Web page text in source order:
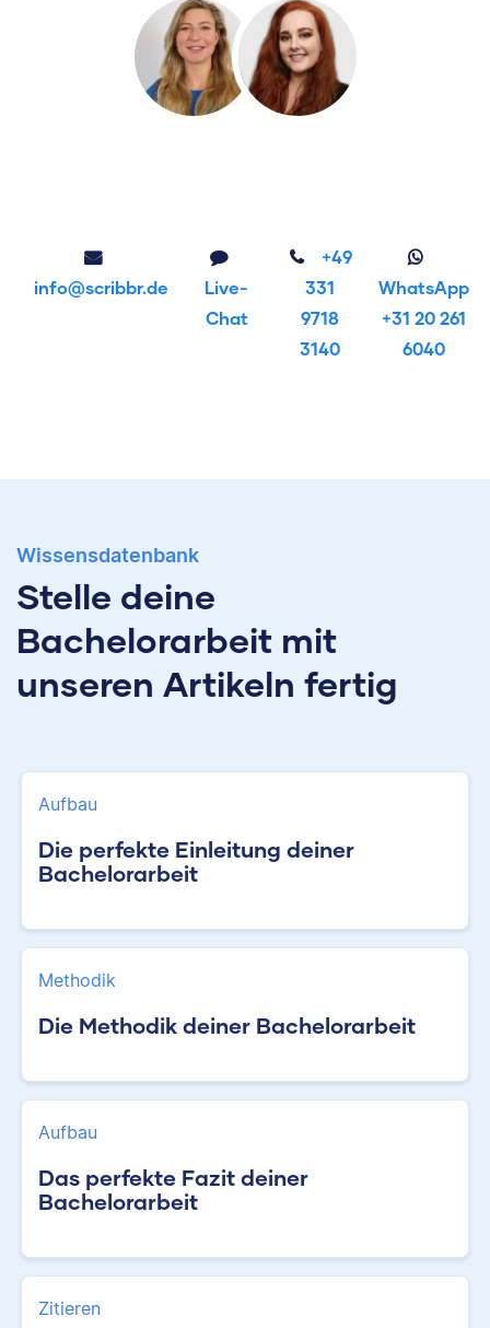
info@scribbr.de
Live-
Chat
+49
331
9718
3140
WhatsApp
+31 20 261
6040
Wissensdatenbank
Stelle deine
Bachelorarbeit mit
unseren Artikeln fertig
Aufbau
Die perfekte Einleitung deiner
Bachelorarbeit
Methodik
Die Methodik deiner Bachelorarbeit
Aufbau
Das perfekte Fazit deiner
Bachelorarbeit
Zitieren